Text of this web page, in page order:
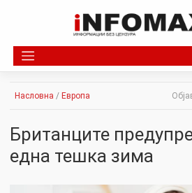
Насловна / Европа
Британците
една тешка зима